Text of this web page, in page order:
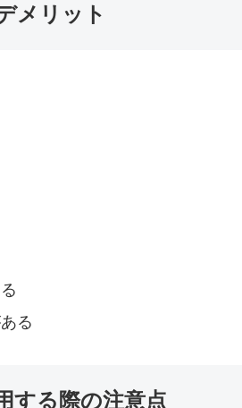
メリット
る
する際の注意点